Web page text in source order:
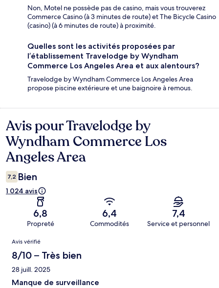
Non, Motel ne possède pas de casino, mais vous trouverez
Commerce Casino (à 3 minutes de route) et The Bicycle Casino
(casino) (à 6 minutes de route) à proximité.
Quelles sont les activités proposées par
l’établissement Travelodge by Wyndham
Commerce Los Angeles Area et aux alentours?
Travelodge by Wyndham Commerce Los Angeles Area
propose piscine extérieure et une baignoire à remous.
Avis
Avis pour Travelodge by
Wyndham Commerce Los
Angeles Area
7,2 Bien
1 024 avis
6,8
Propreté
6,4
Commodités
7,4
Service et personnel
Avis
Avis vérifié
8/10 – Très bien
28 juill. 2025
Manque de surveillance